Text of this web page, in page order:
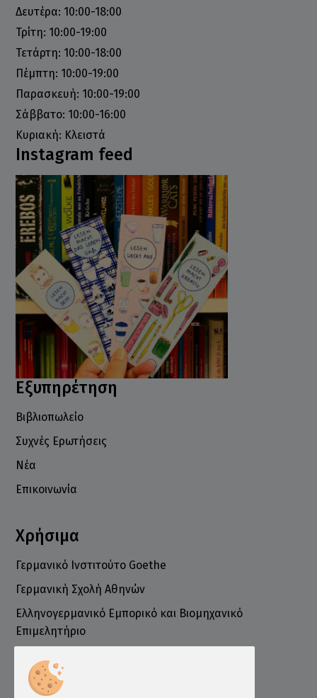
Δευτέρα: 10:00-18:00
Τρίτη: 10:00-19:00
Τετάρτη: 10:00-18:00
Πέμπτη: 10:00-19:00
Παρασκευή: 10:00-19:00
Σάββατο: 10:00-16:00
Κυριακή: Κλειστά
Instagram feed
Εξυπηρέτηση
Βιβλιοπωλείο
Συχνές Ερωτήσεις
Νέα
Επικοινωνία
Χρήσιμα
Γερμανικό Ινστιτούτο Goethe
Γερμανική Σχολή Αθηνών
Ελληνογερμανικό Εμπορικό και Βιομηχανικό
Επιμελητήριο
Πληροφορίες